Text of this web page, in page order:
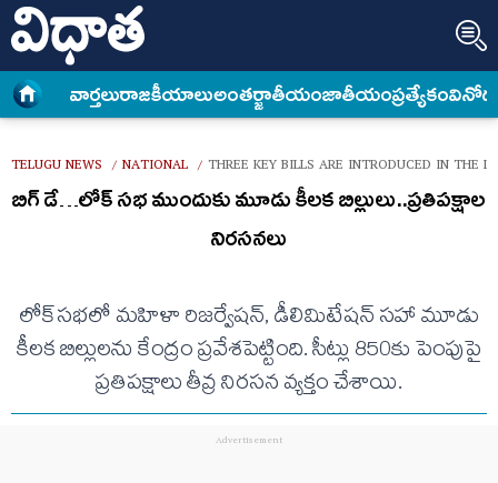
వార్త‌లురాజకీయాలుఅంత‌ర్జాతీయంజాతీయంప్రత్యేకం
TELUGU NEWS / NATIONAL / THREE KEY BILLS ARE INTRODUCED IN THE
బిగ్ డే…లోక్ సభ ముందుకు మూడు కీలక బిల్లులు..ప్రతిపక్షాల
నిరసనలు
లోక్‌సభలో మహిళా రిజర్వేషన్, డీలిమిటేషన్ సహా మూడు
కీలక బిల్లులను కేంద్రం ప్రవేశపెట్టింది. సీట్లు 850కు పెంపుపై
ప్రతిపక్షాలు తీవ్ర నిరసన వ్యక్తం చేశాయి.